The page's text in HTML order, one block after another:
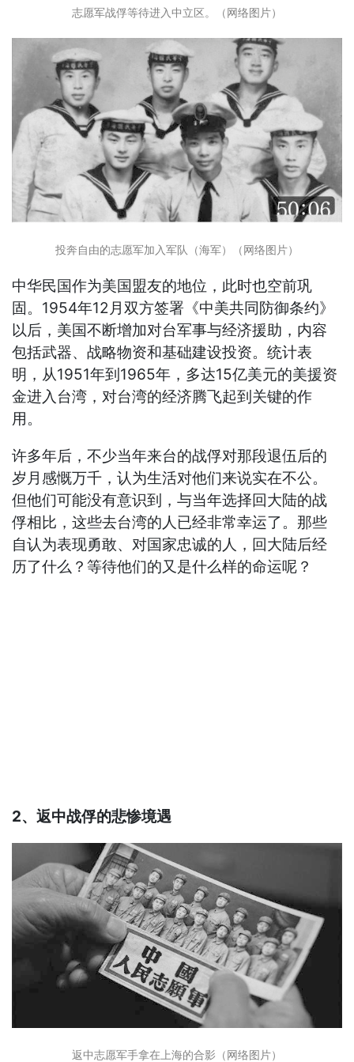
志愿军战俘等待进入中立区。（网络图片）
投奔自由的志愿军加入军队（海军）（网络图片）
中华民国作为美国盟友的地位，此时也空前巩
固。1954年12月双方签署《中美共同防御条约》
以后，美国不断增加对台军事与经济援助，内容
包括武器、战略物资和基础建设投资。统计表
明，从1951年到1965年，多达15亿美元的美援资
金进入台湾，对台湾的经济腾飞起到关键的作
用。
许多年后，不少当年来台的战俘对那段退伍后的
岁月感慨万千，认为生活对他们来说实在不公。
但他们可能没有意识到，与当年选择回大陆的战
俘相比，这些去台湾的人已经非常幸运了。那些
自认为表现勇敢、对国家忠诚的人，回大陆后经
历了什么？等待他们的又是什么样的命运呢？
2、返中战俘的悲惨境遇
返中志愿军手拿在上海的合影（网络图片）